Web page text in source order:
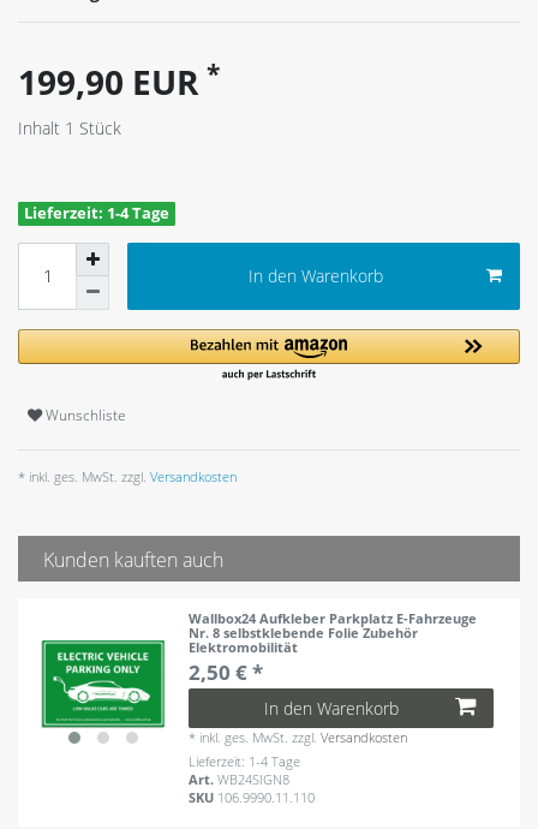
199,90 EUR *
Inhalt 1 Stück
Lieferzeit: 1-4 Tage
In den Warenkorb
Wunschliste
* inkl. ges. MwSt. zzgl. Versandkosten
Kunden kauften auch
Wallbox24 Aufkleber Parkplatz E-Fahrzeuge
Nr. 8 selbstklebende Folie Zubehör
Elektromobilität
2,50 € *
In den Warenkorb
* inkl. ges. MwSt. zzgl.Versandkosten
Lieferzeit: 1-4 Tage
Art.WB24SIGN8
SKU 106.9990.11.110